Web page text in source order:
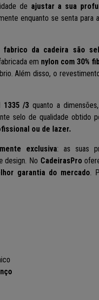
de ajustar a sua
enquanto se senta para
da cadeira são
em nylon com 30%
Além disso, o
1335 /3 quanto a
selo de qualidade obtido
ou de lazer.
exclusiva: as suas
design. No CadeirasPro
garantia do mercado.